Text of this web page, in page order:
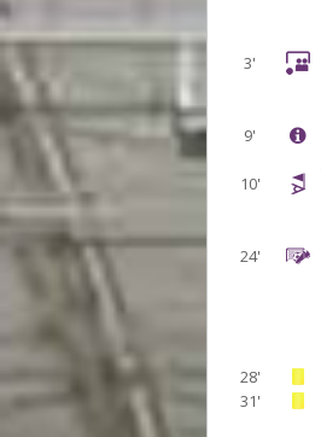
3'
9'
10'
24'
28'
31'